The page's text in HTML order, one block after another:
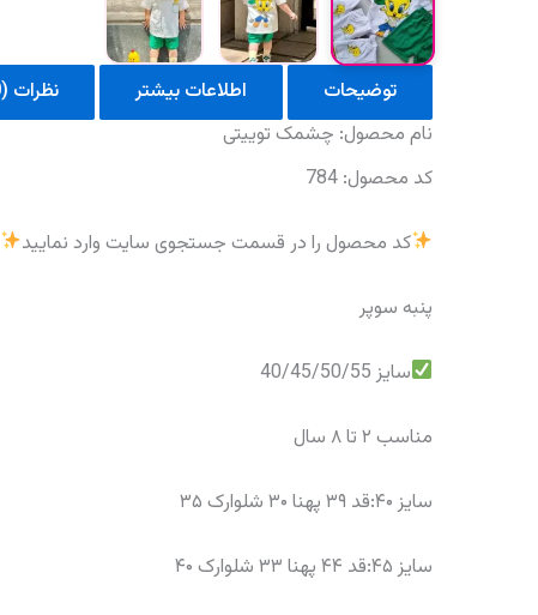
توضیحات اطلاعات بیشتر
نظرات (0)
نام‌ محصول: چشمک توییتی
کد محصول: 784
کد محصول را در قسمت جستجوی سایت وارد نمایید
پنبه سوپر
سایز 40/45/50/55
مناسب ۲ تا ۸ سال
سایز ۴۰:قد ۳۹ پهنا ۳۰ شلوارک ۳۵
سایز ۴۵:قد ۴۴ پهنا ۳۳ شلوارک ۴۰